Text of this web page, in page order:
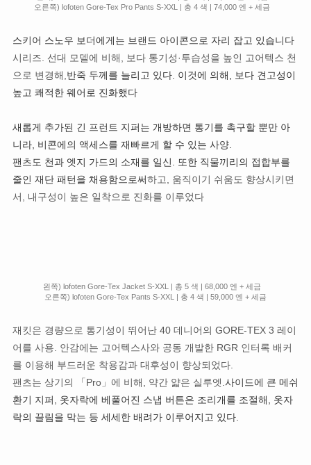
오른쪽) lofoten Gore-Tex Pro Pants S-XXL | 총 4 색 | 74,000 엔 + 세금
스키어 스노우 보더에게는 브랜드 아이콘으로 자리 잡고 있습니다
시리즈. 선대 모델에 비해, 보다 통기성·투습성을 높인 고어텍스 천
으로 변경해, 반죽 두께를 늘리고 있다. 이것에 의해, 보다 견고성이
높고 쾌적한 웨어로 진화했다
새롭게 추가된 긴 프런트 지퍼는 개방하면 통기를 촉구할 뿐만 아
니라, 비콘에의 액세스를 재빠르게 할 수 있는 사양.
팬츠도 천과 엣지 가드의 소재를 일신. 또한 직물끼리의 접합부를
줄인 재단 패턴을 채용함으로써하고, 움직이기 쉬움도 향상시키면
서, 내구성이 높은 일착으로 진화를 이루었다
왼쪽) lofoten Gore-Tex Jacket S-XXL | 총 5 색 | 68,000 엔 + 세금
오른쪽) lofoten Gore-Tex Pants S-XXL | 총 4 색 | 59,000 엔 + 세금
재킷은 경량으로 통기성이 뛰어난 40 데니어의 GORE-TEX 3 레이
어를 사용. 안감에는 고어텍스사와 공동 개발한 RGR 인터록 배커
를 이용해 부드러운 착용감과 대후성이 향상되었다.
팬츠는 상기의 「Pro」에 비해, 약간 얇은 실루엣.사이드에 큰 메쉬
환기 지퍼, 옷자락에 베풀어진 스냅 버튼은 조리개를 조절해, 옷자
락의 끌림을 막는 등 세세한 배려가 이루어지고 있다.